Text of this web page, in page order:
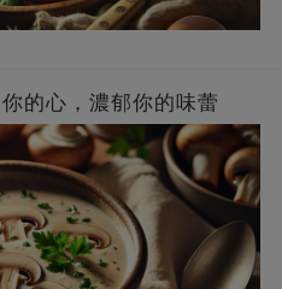
的心，濃郁你的味蕾